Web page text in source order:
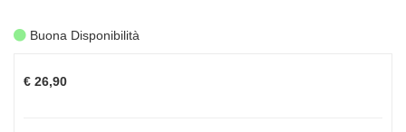
Buona Disponibilità
€ 26,90